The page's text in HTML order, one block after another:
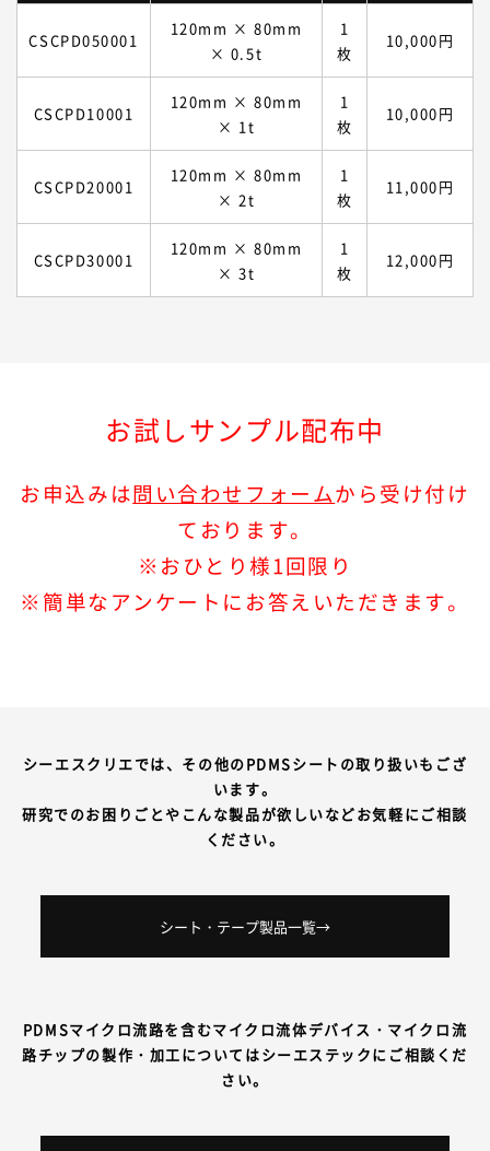
CSCPD050001
120mm × 80mm
× 0.5t
1
枚
10,000円
CSCPD10001
120mm × 80mm
× 1t
1
枚
10,000円
CSCPD20001
120mm × 80mm
× 2t
1
枚
11,000円
CSCPD30001
120mm × 80mm
× 3t
1
枚
12,000円
お試しサンプル配布中
お申込みは問い合わせフォームから受け付け
ております。
※おひとり様1回限り
※簡単なアンケートにお答えいただきます。
シーエスクリエでは、その他のPDMSシートの取り扱いもござ
います。
研究でのお困りごとやこんな製品が欲しいなどお気軽にご相談
ください。
シート・テープ製品一覧→
PDMSマイクロ流路を含むマイクロ流体デバイス・マイクロ流
路チップの製作・加工についてはシーエステックにご相談くだ
さい。